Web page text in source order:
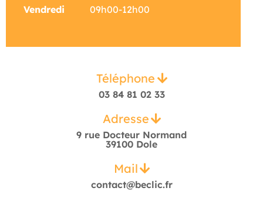
Vendredi
09h00-12h00
Téléphone
03 84 81 02 33
Adresse
9 rue Docteur Normand
39100 Dole
Mail
contact@beclic.fr